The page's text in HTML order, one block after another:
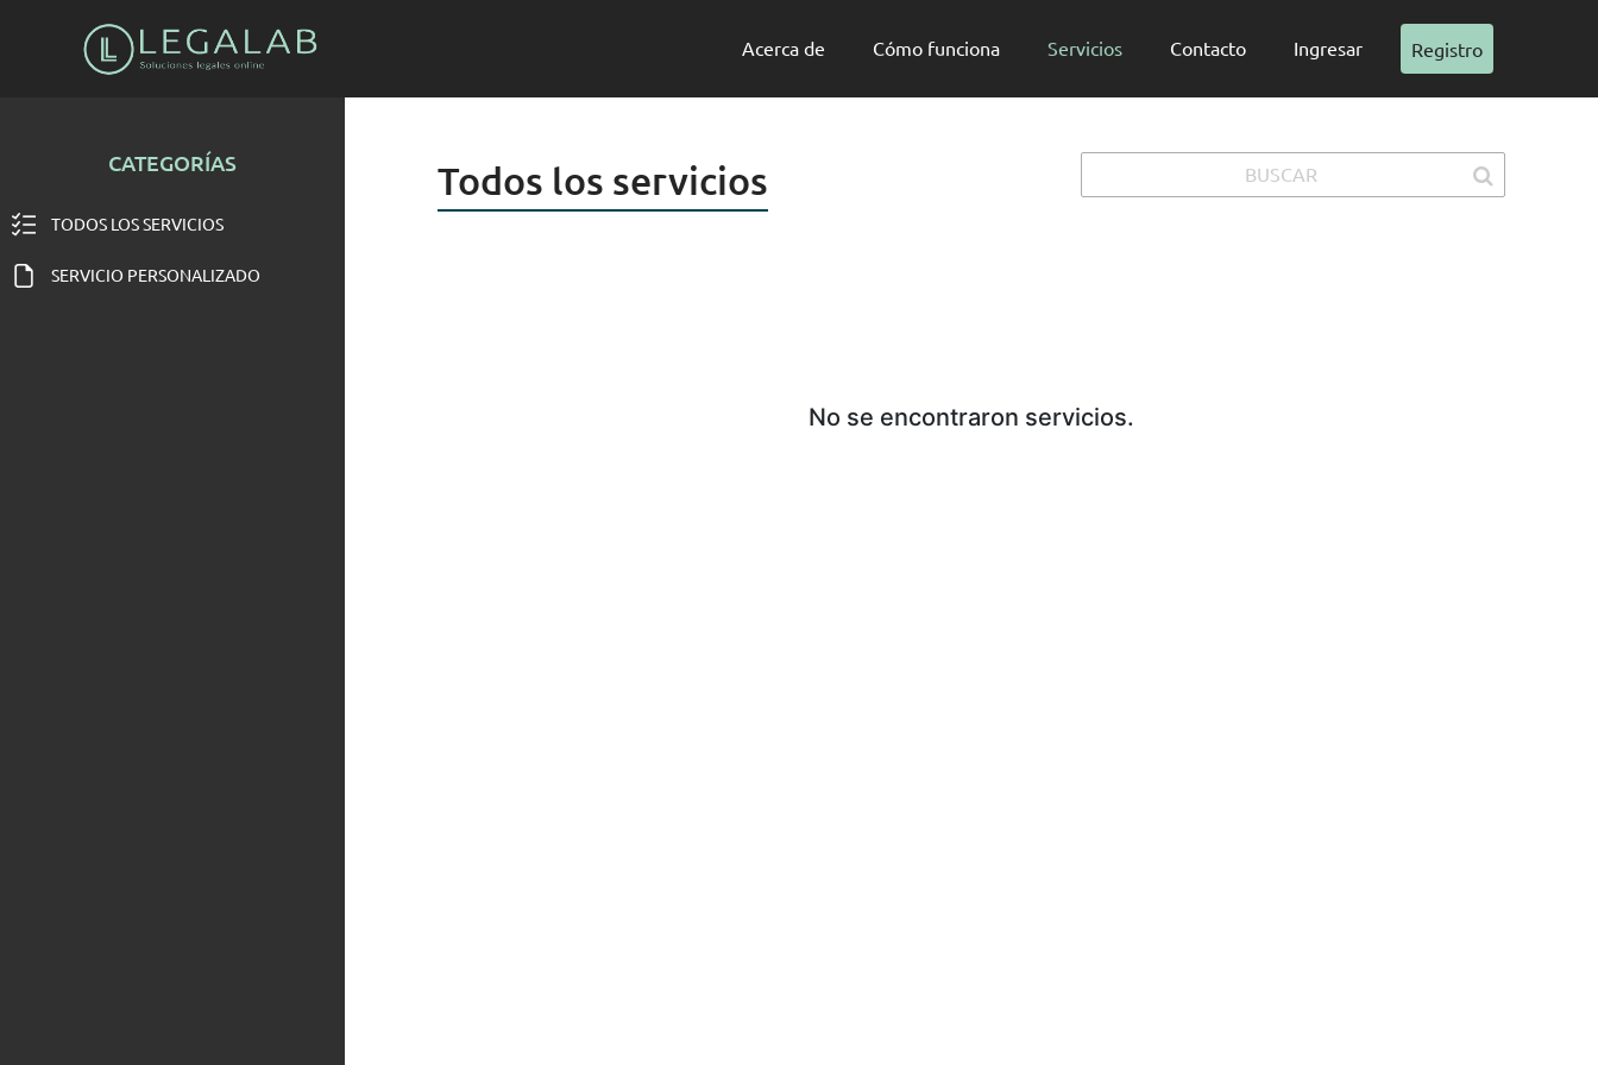
CATEGORÍAS
TODOS LOS SERVICIOS
SERVICIO PERSONALIZADO
Acerca de Cómo funciona Servicios Contacto Ingresar Registro
Todos los servicios
No se encontraron servicios.